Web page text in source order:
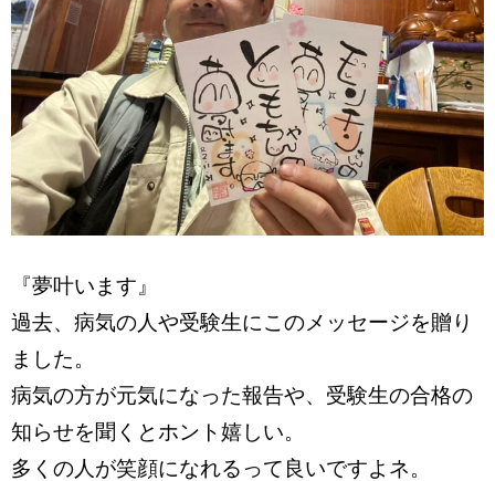
『夢叶います』
過去、病気の人や受験生にこのメッセージを贈り
ました。
病気の方が元気になった報告や、受験生の合格の
知らせを聞くとホント嬉しい。
多くの人が笑顔になれるって良いですよネ。